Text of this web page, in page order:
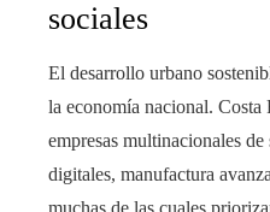
sociales
El desarrollo urbano
la economía nacional. Costa
empresas multinacionales
digitales, manufactura
muchas de las cuales